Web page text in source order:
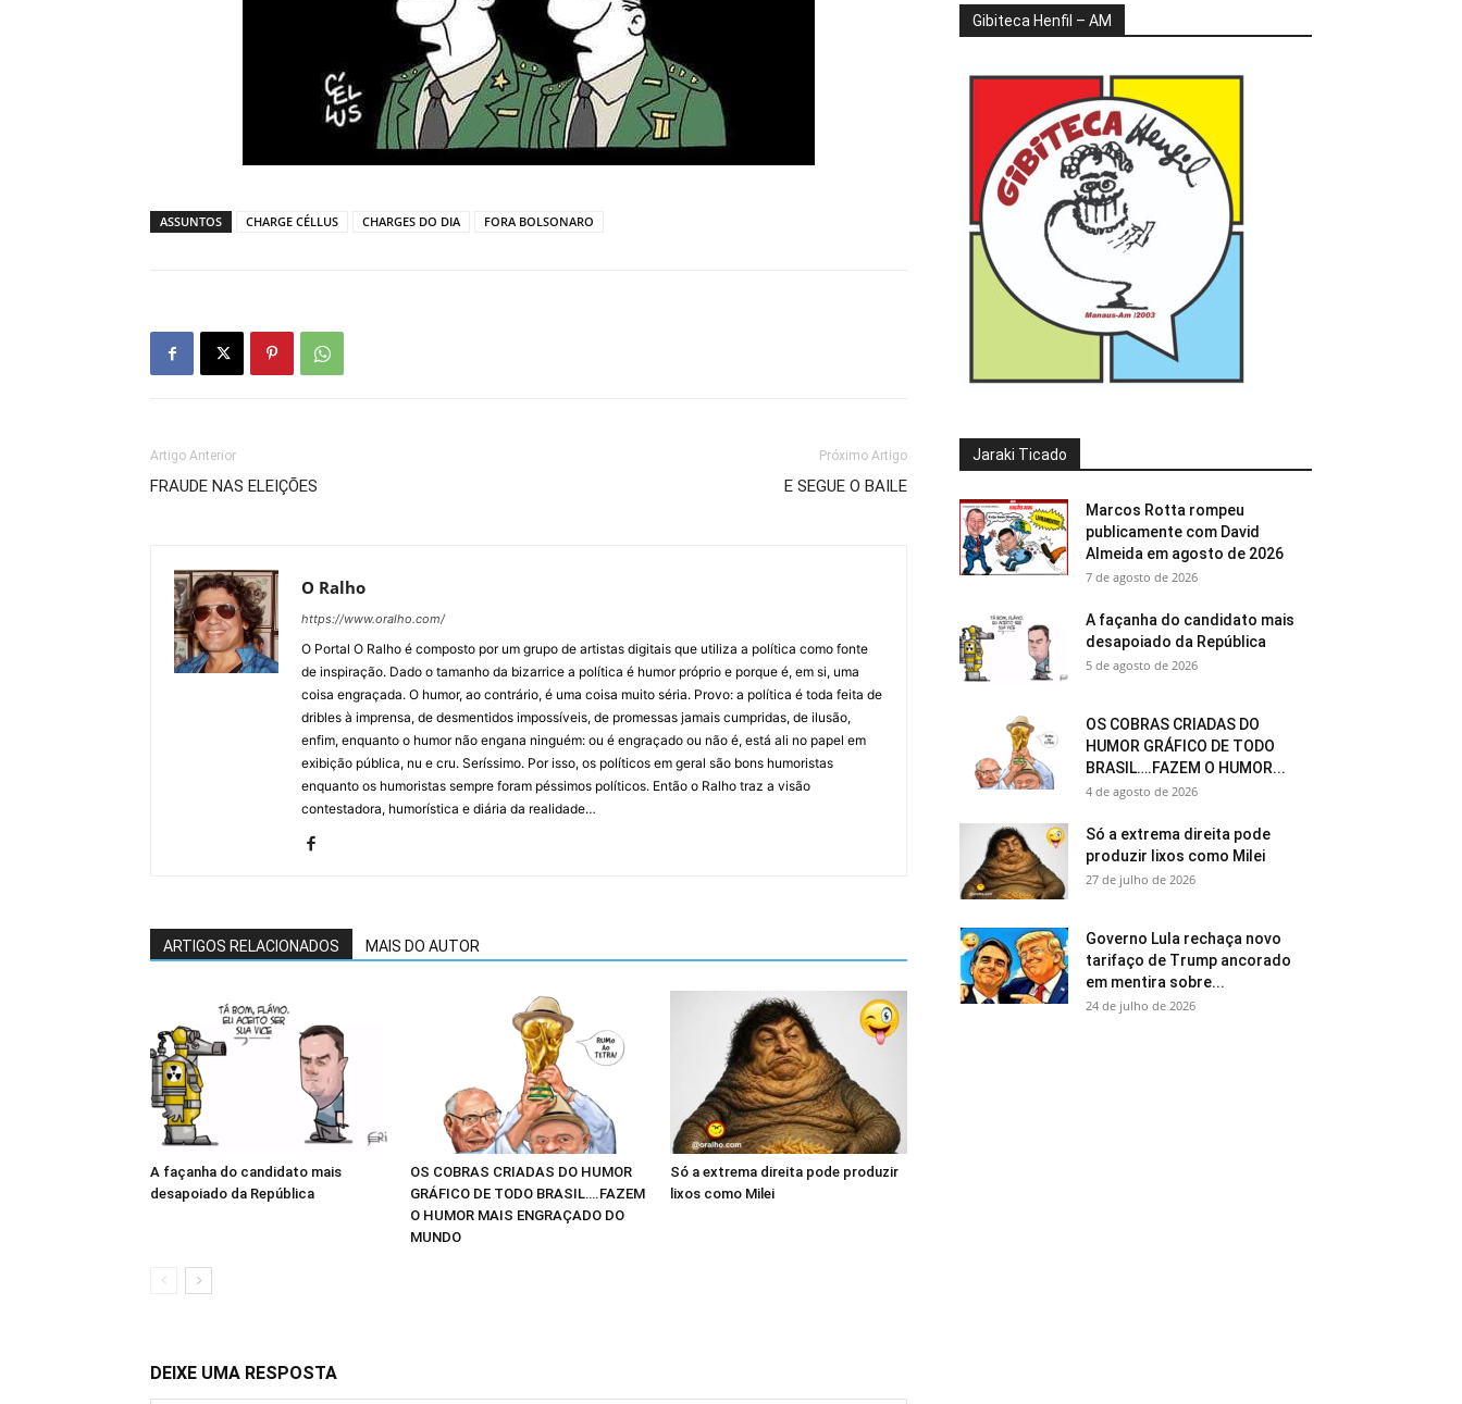
ASSUNTOS CHARGE CÉLLUS CHARGES DO DIA FORA BOLSONARO
Artigo Anterior
FRAUDE NAS ELEIÇÕES
Próximo Artigo
E SEGUE O BAILE
O Ralho
https://www.oralho.com/
O Portal O Ralho é composto por um grupo de artistas digitais que utiliza a política como fonte
de inspiração. Dado o tamanho da bizarrice a política é humor próprio e porque é, em si, uma
coisa engraçada. O humor, ao contrário, é uma coisa muito séria. Provo: a política é toda feita de
dribles à imprensa, de desmentidos impossíveis, de promessas jamais cumpridas, de ilusão,
enfim, enquanto o humor não engana ninguém: ou é engraçado ou não é, está ali no papel em
exibição pública, nu e cru. Seríssimo. Por isso, os políticos em geral são bons humoristas
enquanto os humoristas sempre foram péssimos políticos. Então o Ralho traz a visão
contestadora, humorística e diária da realidade…
ARTIGOS RELACIONADOS MAIS DO AUTOR
A façanha do candidato mais
desapoiado da República
OS COBRAS CRIADAS DO HUMOR
GRÁFICO DE TODO BRASIL….FAZEM
O HUMOR MAIS ENGRAÇADO DO
MUNDO
Só a extrema direita pode produzir
lixos como Milei
DEIXE UMA RESPOSTA
Gibiteca Henfil – AM
Jaraki Ticado
Marcos Rotta rompeu
publicamente com David
Almeida em agosto de 2026
7 de agosto de 2026
A façanha do candidato mais
desapoiado da República
5 de agosto de 2026
OS COBRAS CRIADAS DO
HUMOR GRÁFICO DE TODO
BRASIL….FAZEM O HUMOR...
4 de agosto de 2026
Só a extrema direita pode
produzir lixos como Milei
27 de julho de 2026
Governo Lula rechaça novo
tarifaço de Trump ancorado
em mentira sobre...
24 de julho de 2026